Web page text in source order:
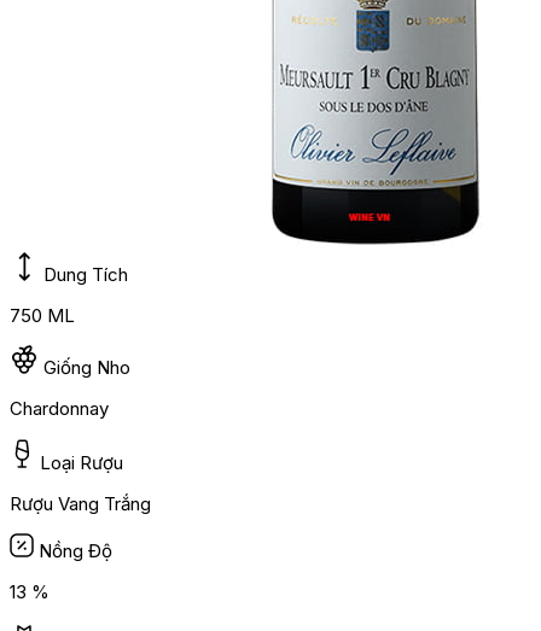
Dung Tích
750 ML
Giống Nho
Chardonnay
Loại Rượu
Rượu Vang Trắng
Nồng Độ
13 %